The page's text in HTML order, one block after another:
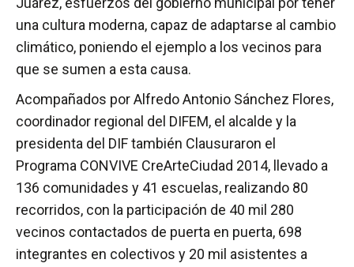
una cultura moderna, capaz de adaptarse al cambio
climático, poniendo el ejemplo a los vecinos para
que se sumen a esta causa.
Acompañados por Alfredo Antonio Sánchez Flores,
coordinador regional del DIFEM, el alcalde y la
presidenta del DIF también Clausuraron el
Programa CONVIVE CreArteCiudad 2014, llevado a
136 comunidades y 41 escuelas, realizando 80
recorridos, con la participación de 40 mil 280
vecinos contactados de puerta en puerta, 698
integrantes en colectivos y 20 mil asistentes a